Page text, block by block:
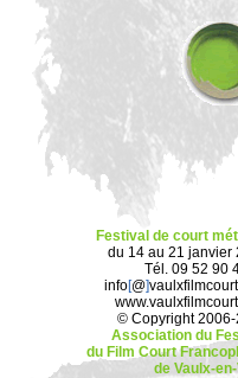
Festival de court
du 14 au 21 janvier
Tél. 09 52 90
info[@]
© Copyright 2006-
Association du
du Film Court
de Vaulx-